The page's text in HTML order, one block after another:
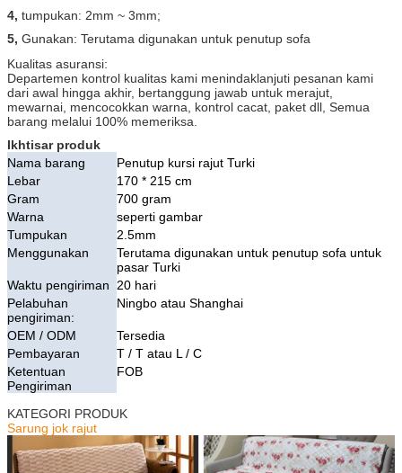
4, tumpukan: 2mm ~ 3mm;
5, Gunakan: Terutama digunakan untuk penutup sofa
Kualitas asuransi:
Departemen kontrol kualitas kami menindaklanjuti pesanan kami
dari awal hingga akhir, bertanggung jawab untuk merajut,
mewarnai, mencocokkan warna, kontrol cacat, paket dll, Semua
barang melalui 100% memeriksa.
Ikhtisar produk
Nama barang
Penutup kursi rajut Turki
Lebar
170 * 215 cm
Gram
700 gram
Warna
seperti gambar
Tumpukan
2.5mm
Menggunakan
Terutama digunakan untuk penutup sofa untuk
pasar Turki
Waktu pengiriman
20 hari
Pelabuhan
pengiriman:
Ningbo atau Shanghai
OEM / ODM
Tersedia
Pembayaran
T / T atau L / C
Ketentuan
Pengiriman
FOB
KATEGORI PRODUK
Sarung jok rajut